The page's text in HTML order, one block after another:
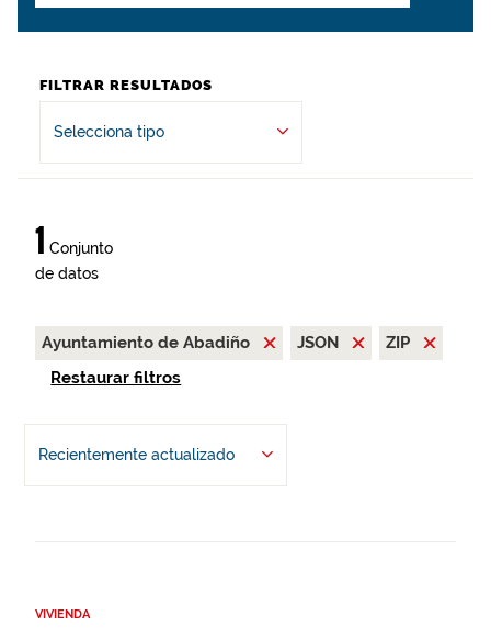
FILTRAR RESULTADOS
Selecciona tipo
1 Conjunto
de datos
Ayuntamiento de Abadiño JSON
ZIP
Restaurar filtros
Recientemente actualizado
VIVIENDA